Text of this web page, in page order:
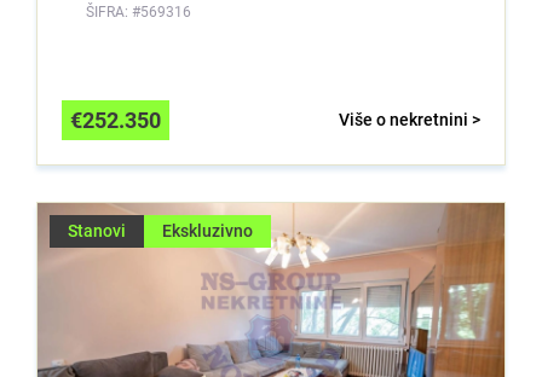
ŠIFRA: #569316
Više o nekretnini >
€252.350
Stanovi Ekskluzivno